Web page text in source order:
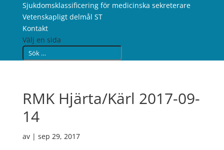
Sjukdomsklassificering för medicinska sekreterare
Vetenskapligt delmål ST
Kontakt
Välj en sida
RMK Hjärta/Kärl 2017-09-
14
av | sep 29, 2017